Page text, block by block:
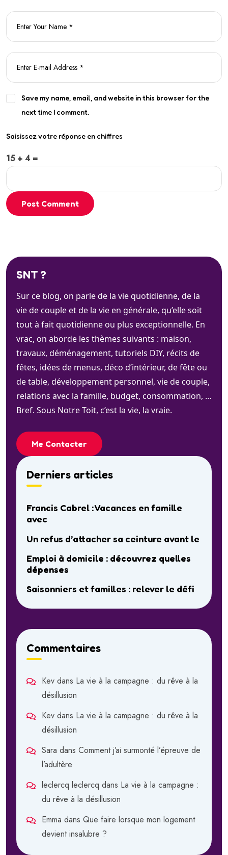
Save my name, email, and website in this browser for the
next time I comment.
Saisissez votre réponse en chiffres
15 + 4 =
Post Comment
SNT ?
Sur ce blog, on parle de la vie quotidienne, de la
vie de couple et de la vie en générale, qu’elle soit
tout à fait quotidienne ou plus exceptionnelle. En
vrac, on aborde les thèmes suivants : maison,
travaux, déménagement, tutoriels DIY, récits de
fêtes, idées de menus, déco d’intérieur, de fête ou
de table, développement personnel, vie de couple,
relations avec la famille, budget, consommation, …
Bref. Sous Notre Toit, c’est la vie, la vraie.
Me Contacter
Derniers articles
Francis Cabrel : Vacances en famille
avec
Un refus d’attacher sa ceinture avant le
Emploi à domicile : découvrez quelles
dépenses
Saisonniers et familles : relever le défi
Commentaires
Kev dans La vie à la campagne : du rêve à la
désillusion
Kev dans La vie à la campagne : du rêve à la
désillusion
Sara dans Comment j’ai surmonté l’épreuve de
l’adultère
leclercq leclercq dans La vie à la campagne :
du rêve à la désillusion
Emma dans Que faire lorsque mon logement
devient insalubre ?